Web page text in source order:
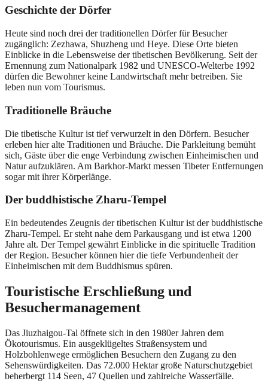
Geschichte der Dörfer
Heute sind noch drei der traditionellen Dörfer für Besucher
zugänglich: Zezhawa, Shuzheng und Heye. Diese Orte bieten
Einblicke in die Lebensweise der tibetischen Bevölkerung. Seit der
Ernennung zum Nationalpark 1982 und UNESCO-Welterbe 1992
dürfen die Bewohner keine Landwirtschaft mehr betreiben. Sie
leben nun vom Tourismus.
Traditionelle Bräuche
Die tibetische Kultur ist tief verwurzelt in den Dörfern. Besucher
erleben hier alte Traditionen und Bräuche. Die Parkleitung bemüht
sich, Gäste über die enge Verbindung zwischen Einheimischen und
Natur aufzuklären. Am Barkhor-Markt messen Tibeter Entfernungen
sogar mit ihrer Körperlänge.
Der buddhistische Zharu-Tempel
Ein bedeutendes Zeugnis der tibetischen Kultur ist der buddhistische
Zharu-Tempel. Er steht nahe dem Parkausgang und ist etwa 1200
Jahre alt. Der Tempel gewährt Einblicke in die spirituelle Tradition
der Region. Besucher können hier die tiefe Verbundenheit der
Einheimischen mit dem Buddhismus spüren.
Touristische Erschließung und
Besuchermanagement
Das Jiuzhaigou-Tal öffnete sich in den 1980er Jahren dem
Ökotourismus. Ein ausgeklügeltes Straßensystem und
Holzbohlenwege ermöglichen Besuchern den Zugang zu den
Sehenswürdigkeiten. Das 72.000 Hektar große Naturschutzgebiet
beherbergt 114 Seen, 47 Quellen und zahlreiche Wasserfälle.